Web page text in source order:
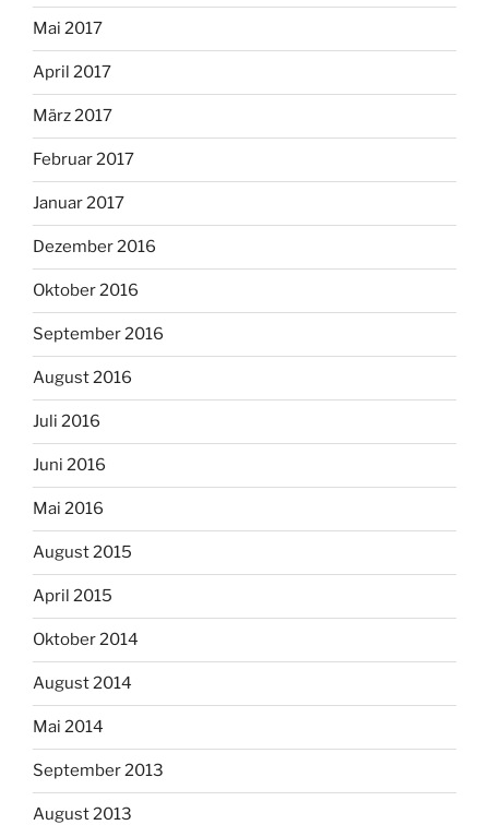
Mai 2017
April 2017
März 2017
Februar 2017
Januar 2017
Dezember 2016
Oktober 2016
September 2016
August 2016
Juli 2016
Juni 2016
Mai 2016
August 2015
April 2015
Oktober 2014
August 2014
Mai 2014
September 2013
August 2013